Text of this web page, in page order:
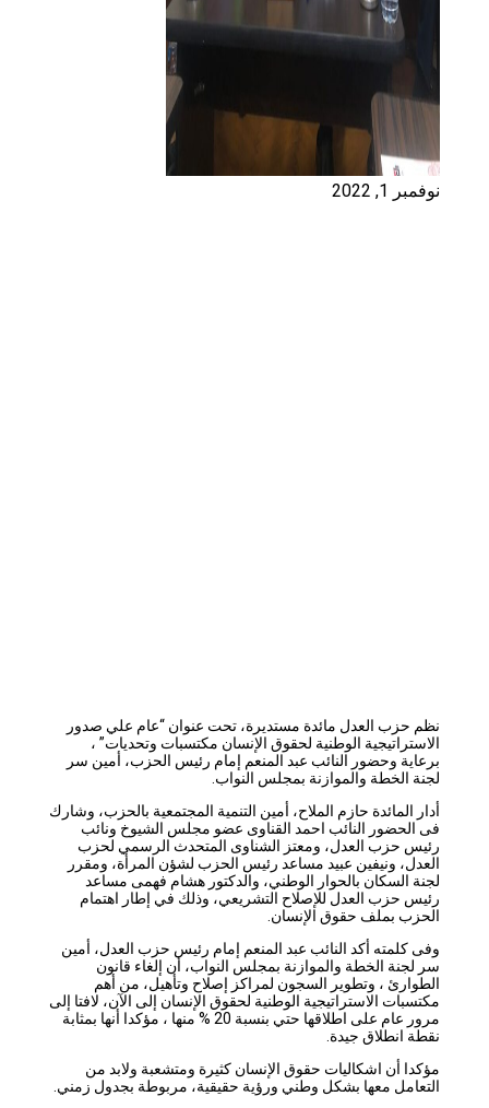
نوفمبر 1, 2022
نظم حزب العدل مائدة مستديرة، تحت عنوان “عام علي صدور
الاستراتيجية الوطنية لحقوق الإنسان مكتسبات وتحديات” ،
برعاية وحضور النائب عبد المنعم إمام رئيس الحزب، أمين سر
لجنة الخطة والموازنة بمجلس النواب.
أدار المائدة حازم الملاح، أمين التنمية المجتمعية بالحزب، وشارك
فى الحضور النائب احمد القناوى عضو مجلس الشيوخ ونائب
رئيس حزب العدل، ومعتز الشناوى المتحدث الرسمي لحزب
العدل، ونيفين عبيد مساعد رئيس الحزب لشؤن المرأة، ومقرر
لجنة السكان بالحوار الوطني، والدكتور هشام فهمى مساعد
رئيس حزب العدل للإصلاح التشريعي، وذلك في إطار اهتمام
الحزب بملف حقوق الإنسان.
وفى كلمته أكد النائب عبد المنعم إمام رئيس حزب العدل، أمين
سر لجنة الخطة والموازنة بمجلس النواب، أن إلغاء قانون
الطوارئ ، وتطوير السجون لمراكز إصلاح وتأهيل، من أهم
مكتسبات الاستراتيجية الوطنية لحقوق الإنسان إلى الآن، لافتا إلى
مرور عام على اطلاقها حتي بنسبة 20 % منها ، مؤكدا أنها بمثابة
نقطة انطلاق جيدة.
مؤكدا أن اشكاليات حقوق الإنسان كثيرة ومتشعبة ولابد من
التعامل معها بشكل وطني ورؤية حقيقية، مربوطة بجدول زمني.